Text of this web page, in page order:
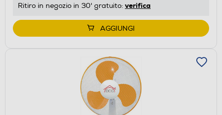
Ritiro in negozio in 30' gratuito: verifica
AGGIUNGI